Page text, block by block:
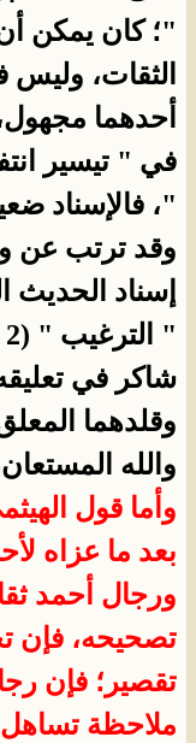
"؛ كان يمكن
الثقات، وليس
أحدهما
في " تيسير
"، فالإسناد
وقد ترتب عن
إسناد الحديث
وقلدهما
والله
بعد ما عزاه
ورجال أحمد
تصحيحه، فإن
تقصير؛ فإن
ملاحظة